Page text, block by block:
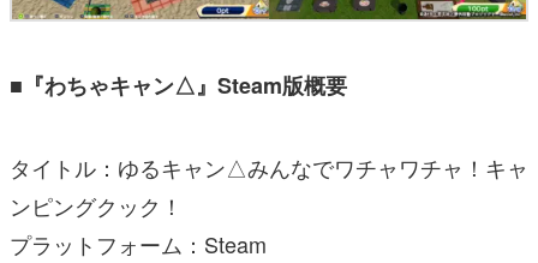
■『わちゃキャン△』Steam版概要
タイトル：ゆるキャン△みんなでワチャワチャ！キャ
ンピングクック！
プラットフォーム：Steam